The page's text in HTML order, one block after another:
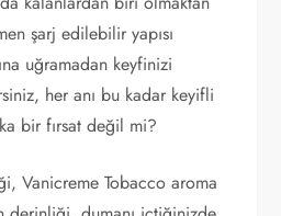
şarj edilebilir yapısı
uğramadan keyfinizi
her anı bu kadar keyifli
bir fırsat değil mi?
Vanicreme Tobacco aroma